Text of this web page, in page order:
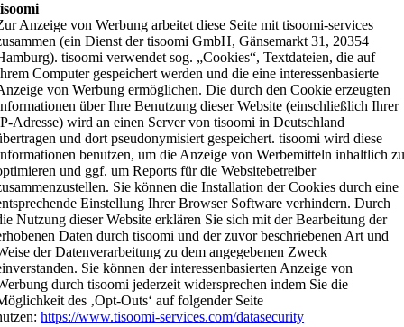
Anzeige von Werbung arbeitet diese Seite mit tisoomi-services
(ein Dienst der tisoomi GmbH, Gänsemarkt 31, 20354
tisoomi verwendet sog. „Cookies“, Textdateien, die auf
Computer gespeichert werden und die eine interessenbasierte
von Werbung ermöglichen. Die durch den Cookie erzeugten
über Ihre Benutzung dieser Website (einschließlich Ihrer
Adresse) wird an einen Server von tisoomi in Deutschland
und dort pseudonymisiert gespeichert. tisoomi wird diese
benutzen, um die Anzeige von Werbemitteln inhaltlich
und ggf. um Reports für die Websitebetreiber
Sie können die Installation der Cookies durch eine
Einstellung Ihrer Browser Software verhindern. Durch
Nutzung dieser Website erklären Sie sich mit der Bearbeitung der
Daten durch tisoomi und der zuvor beschriebenen Art und
der Datenverarbeitung zu dem angegebenen Zweck
Sie können der interessenbasierten Anzeige von
durch tisoomi jederzeit widersprechen indem Sie die
des ‚Opt-Outs‘ auf folgender Seite
https://www.tisoomi-services.com/datasecurity